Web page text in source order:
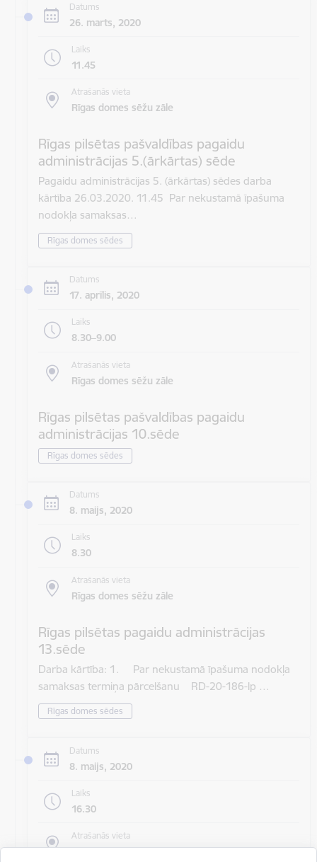
Datums
26. marts, 2020
Laiks
11.45
Atrašanās vieta
Rīgas domes sēžu zāle
Rīgas pilsētas pašvaldības pagaidu
administrācijas 5.(ārkārtas) sēde
Pagaidu administrācijas 5. (ārkārtas) sēdes darba
kārtība 26.03.2020. 11.45 Par nekustamā īpašuma
nodokļa samaksas…
Rīgas domes sēdes
Datums
17. aprīlis, 2020
Laiks
8.30–9.00
Atrašanās vieta
Rīgas domes sēžu zāle
Rīgas pilsētas pašvaldības pagaidu
administrācijas 10.sēde
Rīgas domes sēdes
Datums
8. maijs, 2020
Laiks
8.30
Atrašanās vieta
Rīgas domes sēžu zāle
Rīgas pilsētas pagaidu administrācijas
13.sēde
Darba kārtība: 1. Par nekustamā īpašuma nodokļa
samaksas termiņa pārcelšanu RD-20-186-lp …
Rīgas domes sēdes
Datums
8. maijs, 2020
Laiks
16.30
Atrašanās vieta
Rīgas domes sēžu zāle